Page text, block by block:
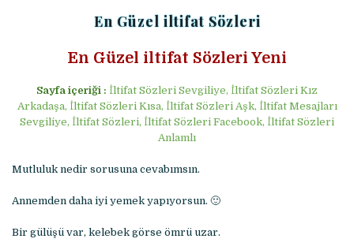
En Güzel iltifat Sözleri
En Güzel iltifat Sözleri Yeni
Sayfa içeriği : İltifat Sözleri Sevgiliye, İltifat Sözleri Kız
Arkadaşa, İltifat Sözleri Kısa, İltifat Sözleri Aşk, İltifat Mesajları
Sevgiliye, İltifat Sözleri, İltifat Sözleri Facebook, İltifat Sözleri
Anlamlı
Mutluluk nedir sorusuna cevabımsın.
Annemden daha iyi yemek yapıyorsun. 🙂
Bir gülüşü var, kelebek görse ömrü uzar.